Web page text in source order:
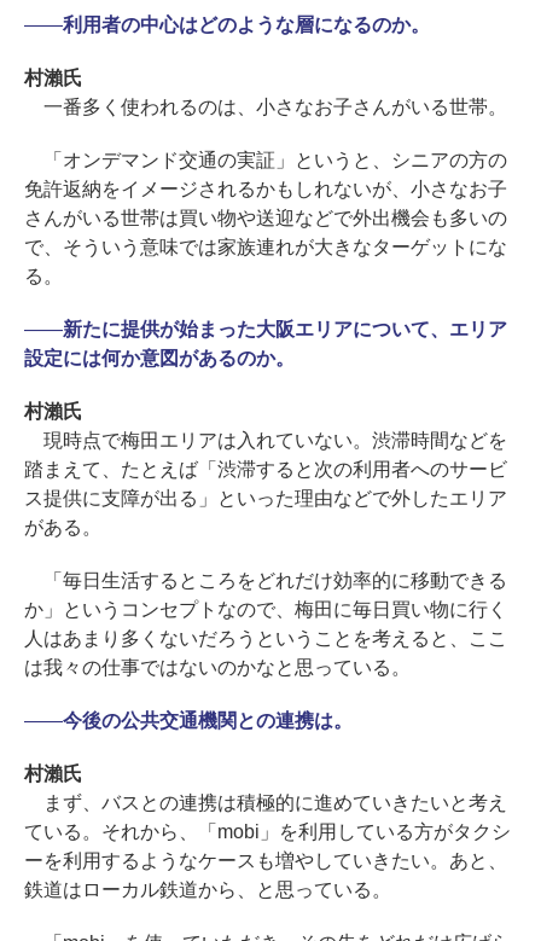
――利用者の中心はどのような層になるのか。
村瀨氏
一番多く使われるのは、小さなお子さんがいる世帯。
「オンデマンド交通の実証」というと、シニアの方の
免許返納をイメージされるかもしれないが、小さなお子
さんがいる世帯は買い物や送迎などで外出機会も多いの
で、そういう意味では家族連れが大きなターゲットにな
る。
――新たに提供が始まった大阪エリアについて、エリア
設定には何か意図があるのか。
村瀨氏
現時点で梅田エリアは入れていない。渋滞時間などを
踏まえて、たとえば「渋滞すると次の利用者へのサービ
ス提供に支障が出る」といった理由などで外したエリア
がある。
「毎日生活するところをどれだけ効率的に移動できる
か」というコンセプトなので、梅田に毎日買い物に行く
人はあまり多くないだろうということを考えると、ここ
は我々の仕事ではないのかなと思っている。
――今後の公共交通機関との連携は。
村瀨氏
まず、バスとの連携は積極的に進めていきたいと考え
ている。それから、「mobi」を利用している方がタクシ
ーを利用するようなケースも増やしていきたい。あと、
鉄道はローカル鉄道から、と思っている。